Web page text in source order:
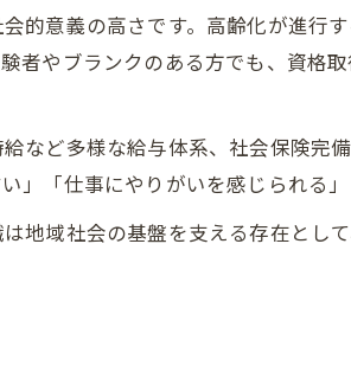
未経験者にうれしい介
介護 求人で学びながら
パートも正社員も選べ
介護 求人で多様な働き
正社員・パート別介護
的意義の高さです。高齢化が進行
者やブランクのある方でも、資格
など多様な給与体系、社会保険完
」「仕事にやりがいを感じられる
地域社会の基盤を支える存在とし